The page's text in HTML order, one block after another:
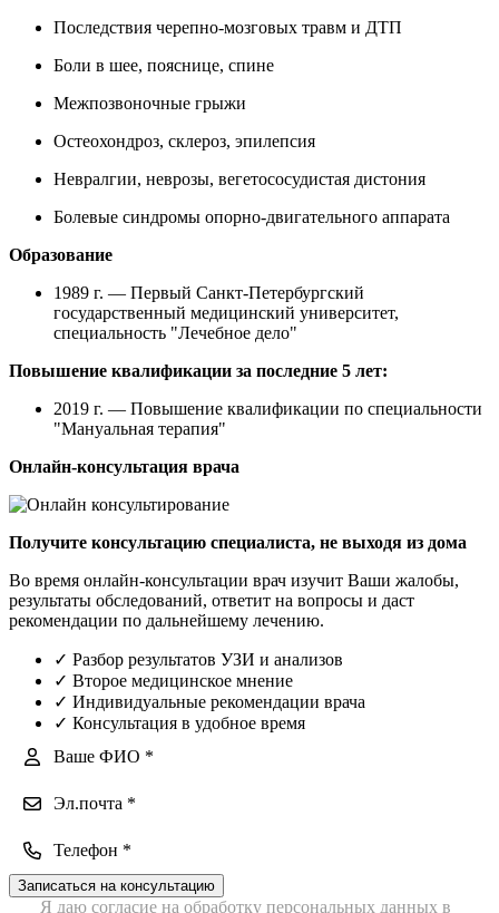
Последствия черепно-мозговых травм и ДТП
Боли в шее, пояснице, спине
Межпозвоночные грыжи
Остеохондроз, склероз, эпилепсия
Невралгии, неврозы, вегетососудистая дистония
Болевые синдромы опорно-двигательного аппарата
Образование
1989 г. — Первый Санкт-Петербургский
государственный медицинский университет,
специальность "Лечебное дело"
Повышение квалификации за последние 5 лет:
2019 г. — Повышение квалификации по специальности
"Мануальная терапия"
Онлайн-консультация врача
Получите консультацию специалиста, не выходя из дома
Во время онлайн-консультации врач изучит Ваши жалобы,
результаты обследований, ответит на вопросы и даст
рекомендации по дальнейшему лечению.
✓ Разбор результатов УЗИ и анализов
✓ Второе медицинское мнение
✓ Индивидуальные рекомендации врача
✓ Консультация в удобное время
Записаться на консультацию
Я даю согласие на обработку персональных данных в